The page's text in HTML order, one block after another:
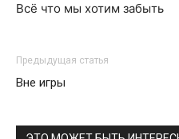
Всё что мы хотим забыть
Предыдущая статья
Вне игры